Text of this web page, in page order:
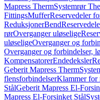
Mapress ThermSystemrør
FittingsMufferReservedeler
ReduksjonerBend
rørOverganger uløselige
uløseligeOverganger og
Overganger og forbindelser,
KompensatorerEndedeksler
Geberit Mapress Therm
flensforbindelserKlammer for
StålGeberit Mapress El-
Mapress El-Forsinket Stål